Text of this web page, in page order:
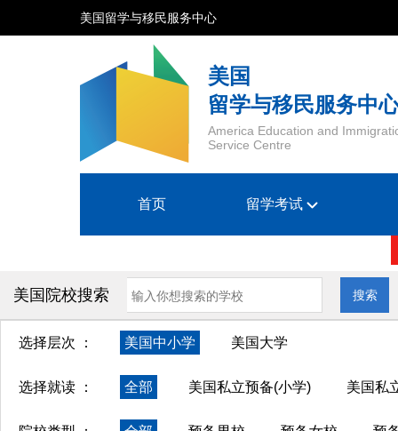
美国留学与移民服务中心
美国
留学与移民服务中
America Education and
Service Centre
首页 留学考试
美国院校搜索 搜索
选择层次 ： 美国中小学 美国大学
选择就读 ： 全部 美国私立预备(小学) 美国私